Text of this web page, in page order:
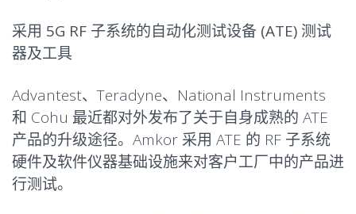
采用 5G RF 子系统的自动化测试设备 (ATE) 测试
器及工具
Advantest、Teradyne、National Instruments
和 Cohu 最近都对外发布了关于自身成熟的 ATE
产品的升级途径。Amkor 采用 ATE 的 RF 子系统
硬件及软件仪器基础设施来对客户工厂中的产品进
行测试。